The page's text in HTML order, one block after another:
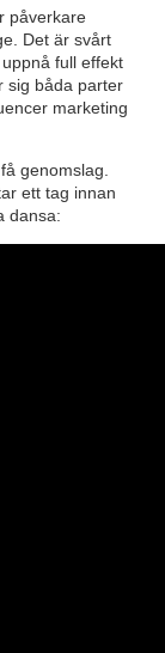
påverkare
Det är svårt
full effekt
sig båda parter
marketing
genomslag.
ett tag innan
dansa: